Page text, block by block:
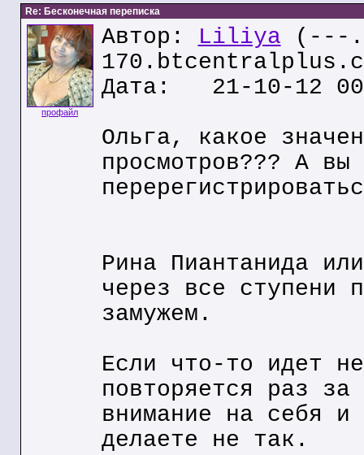
Re: Бесконечная переписка
профайл
Автор: Liliya (---
Дата: 21-10-12
Ольга, какое
просмотров??? А
Рина Пиантанида
через все ступени
замужем.
Если что-то идет
повторяется раз
внимание на себя
делаете не так.